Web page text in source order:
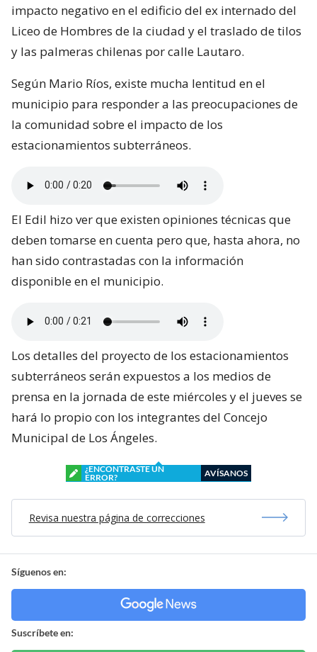
impacto negativo en el edificio del ex internado del
Liceo de Hombres de la ciudad y el traslado de tilos
y las palmeras chilenas por calle Lautaro.
Según Mario Ríos, existe mucha lentitud en el
municipio para responder a las preocupaciones de
la comunidad sobre el impacto de los
estacionamientos subterráneos.
El Edil hizo ver que existen opiniones técnicas que
deben tomarse en cuenta pero que, hasta ahora, no
han sido contrastadas con la información
disponible en el municipio.
Los detalles del proyecto de los estacionamientos
subterráneos serán expuestos a los medios de
prensa en la jornada de este miércoles y el jueves se
hará lo propio con los integrantes del Concejo
Municipal de Los Ángeles.
¿ENCONTRASTE UN
ERROR?
AVÍSANOS
Revisa nuestra página de correcciones
Síguenos en:
Suscríbete en: